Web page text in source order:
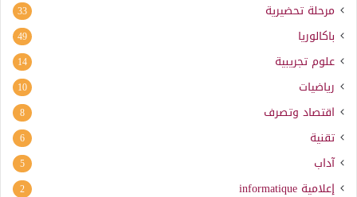
مرحلة تحضيرية 33
باكالوريا 49
علوم تجريبية 14
رياضيات 10
اقتصاد وتصرف 8
تقنية 6
آداب 5
إعلامية informatique
2